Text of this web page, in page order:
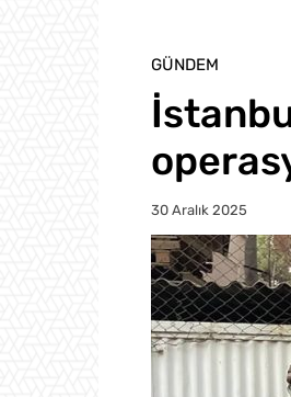
GÜNDEM
30 Aralık 2025